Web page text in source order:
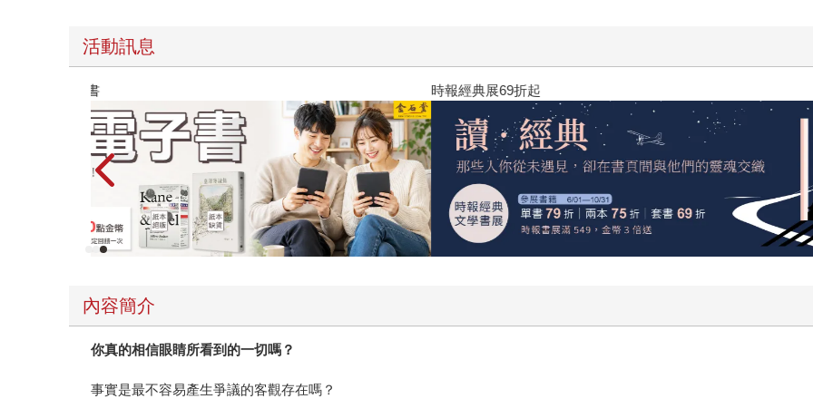
活動訊息
時報經典展69折起
內容簡介
你真的相信眼睛所看到的一切嗎？
事實是最不容易產生爭議的客觀存在嗎？